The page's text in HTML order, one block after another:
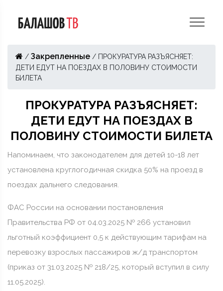
/ Закрепленные / ПРОКУРАТУРА РАЗЪЯСНЯЕТ:
ДЕТИ ЕДУТ НА ПОЕЗДАХ В ПОЛОВИНУ СТОИМОСТИ
БИЛЕТА
ПРОКУРАТУРА РАЗЪЯСНЯЕТ:
ДЕТИ ЕДУТ НА ПОЕЗДАХ В
ПОЛОВИНУ СТОИМОСТИ БИЛЕТА
Напоминаем, что законодателем для детей 10-18 лет
установлена круглогодичная скидка 50% на проезд в
поездах дальнего следования.
ФАС России на основании постановления
Правительства РФ от 04.03.2025 № 266 установил
льготный коэффициент 0,5 к действующим тарифам на
перевозку взрослых пассажиров ж/д транспортом
(приказ от 31.03.2025 № 218/25, который вступил в силу
11.05.2025).